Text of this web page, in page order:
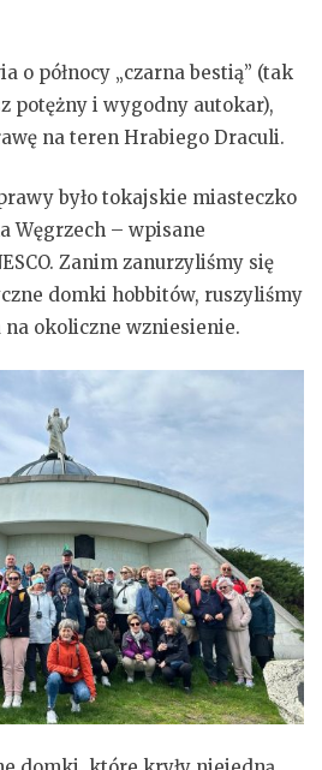
o północy „czarna bestią” (tak
potężny i wygodny autokar),
na teren Hrabiego Draculi.
było tokajskie miasteczko
Węgrzech – wpisane
Zanim zanurzyliśmy się
domki hobbitów, ruszyliśmy
okoliczne wzniesienie.